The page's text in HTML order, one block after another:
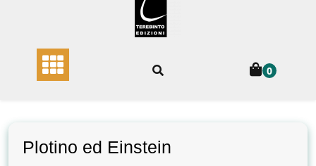
0
Plotino ed Einstein